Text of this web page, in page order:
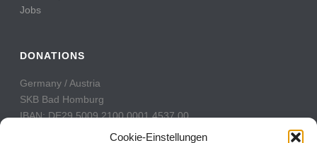
Cookie-Einstellungen
Jobs
DONATIONS
Germany / Austria
SKB Bad Homburg
IBAN: DE29 5009 2100 0001 4537 00
BIC: GENODE51BH2